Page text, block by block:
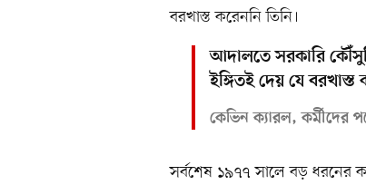
বরখাস্ত করেননি তিনি।
আদালতে সরকারি
ইঙ্গিতই দেয় যে
কেভিন ক্যারল, কর্মীদের
সর্বশেষ ১৯৭৭ সালে বড় ধরনের